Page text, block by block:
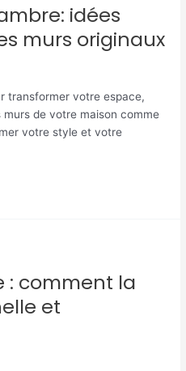
idées
murs originaux
transformer votre espace,
de votre maison comme
votre style et votre
: comment la
et